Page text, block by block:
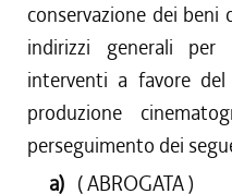
conservazione dei
indirizzi generali per
interventi a favore
produzione
perseguimento dei
a) ( ABROGATA )